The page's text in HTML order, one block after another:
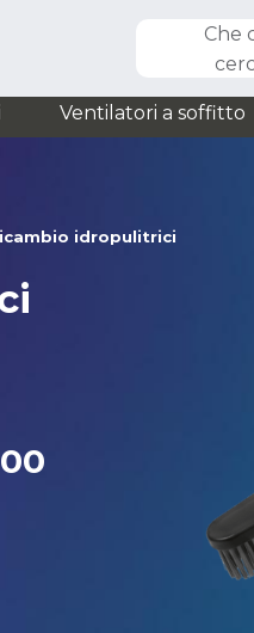
Che
Ventilatori a soffitto
idropulitrici